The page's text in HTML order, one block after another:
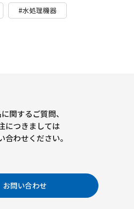
#水処理機器
関するご質問、
につきましては
合わせください。
お問い合わせ